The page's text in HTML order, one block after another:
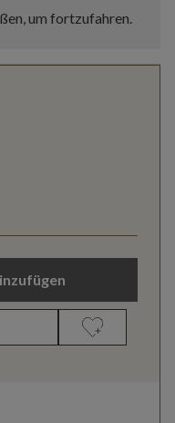
um fortzufahren.